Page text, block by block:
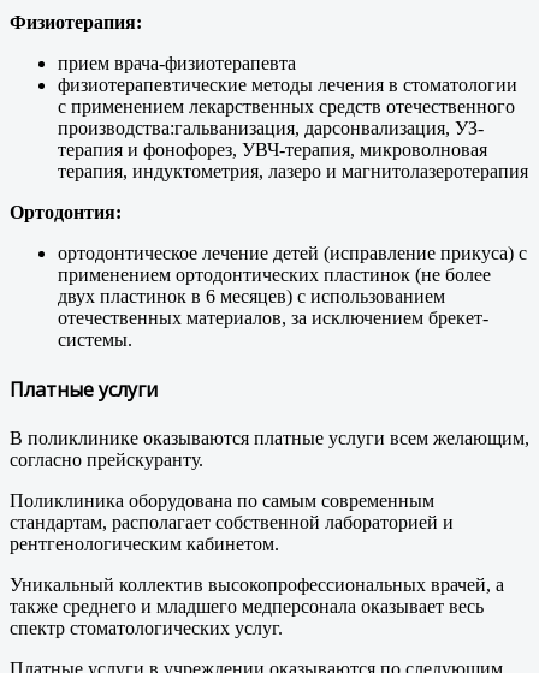
Физиотерапия:
прием врача-физиотерапевта
физиотерапевтические методы лечения в стоматологии
с применением лекарственных средств отечественного
производства:гальванизация, дарсонвализация, УЗ-
терапия и фонофорез, УВЧ-терапия, микроволновая
терапия, индуктометрия, лазеро и магнитолазеротерапия
Ортодонтия:
ортодонтическое лечение детей (исправление прикуса) с
применением ортодонтических пластинок (не более
двух пластинок в 6 месяцев) с использованием
отечественных материалов, за исключением брекет-
системы.
Платные услуги
В поликлинике оказываются платные услуги всем желающим,
согласно прейскуранту.
Поликлиника оборудована по самым современным
стандартам, располагает собственной лабораторией и
рентгенологическим кабинетом.
Уникальный коллектив высокопрофессиональных врачей, а
также среднего и младшего медперсонала оказывает весь
спектр стоматологических услуг.